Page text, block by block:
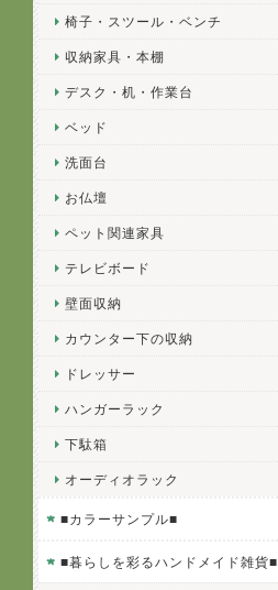
椅子・スツール・ベンチ
収納家具・本棚
デスク・机・作業台
ベッド
洗面台
お仏壇
ペット関連家具
テレビボード
壁面収納
カウンター下の収納
ドレッサー
ハンガーラック
下駄箱
オーディオラック
■カラーサンプル■
■暮らしを彩るハンドメイド雑貨■